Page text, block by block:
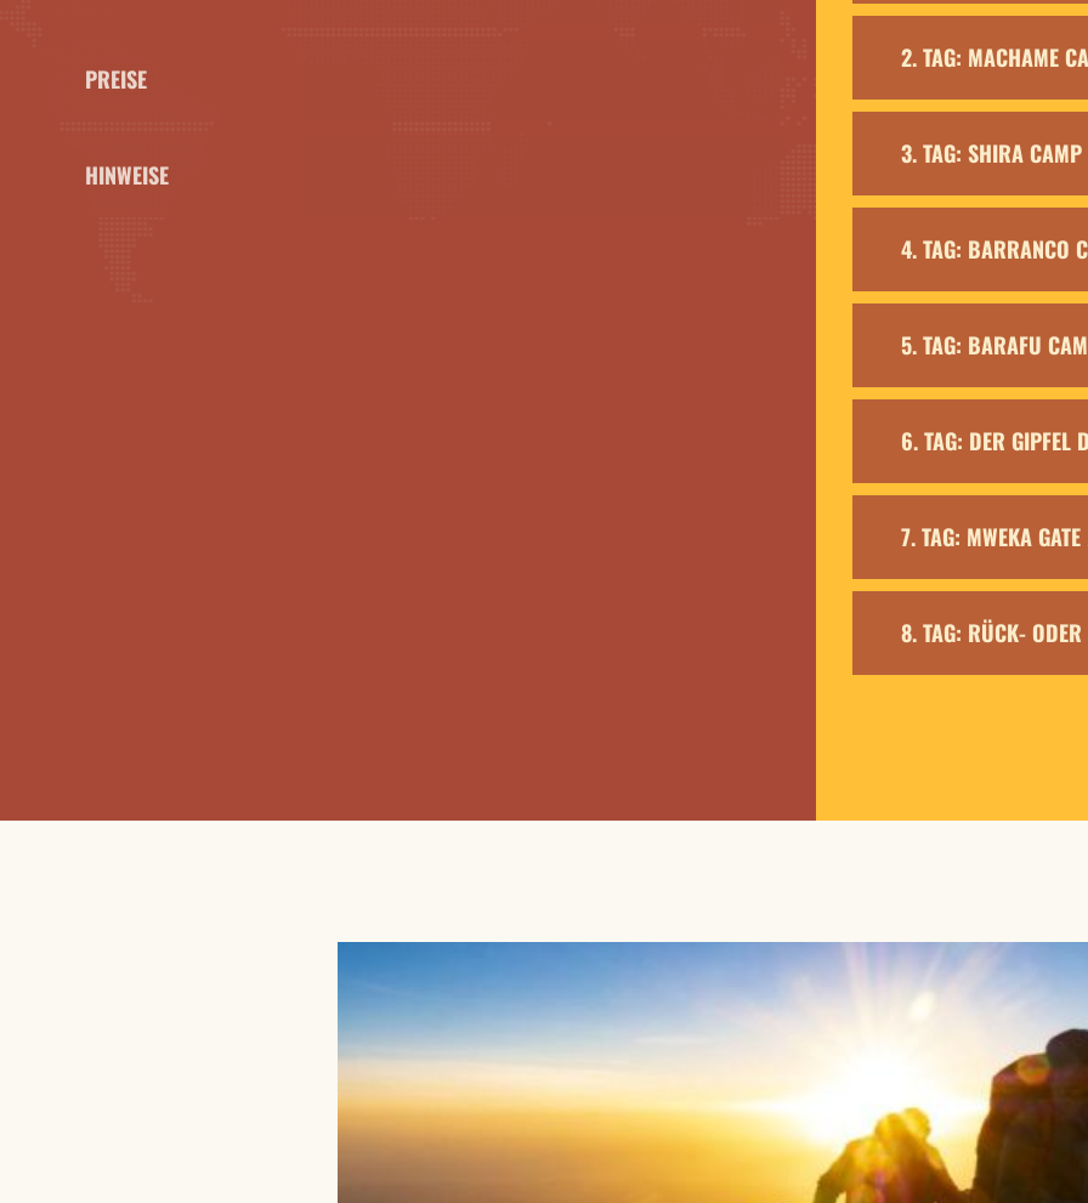
PREISE
HINWEISE
2. TAG: MACHAME
3. TAG: SHIRA CAMP
4. TAG: BARRANCO
5. TAG: BARAFU
6. TAG: DER GIPFEL
7. TAG: MWEKA
8. TAG: RÜCK- ODER